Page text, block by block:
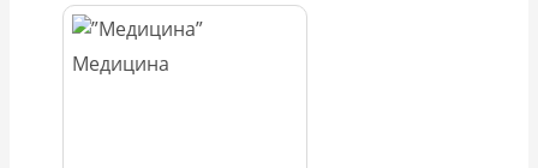
Медицина